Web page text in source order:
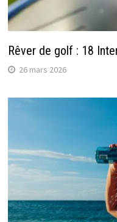
Rêver de golf : 18
26 mars 2026